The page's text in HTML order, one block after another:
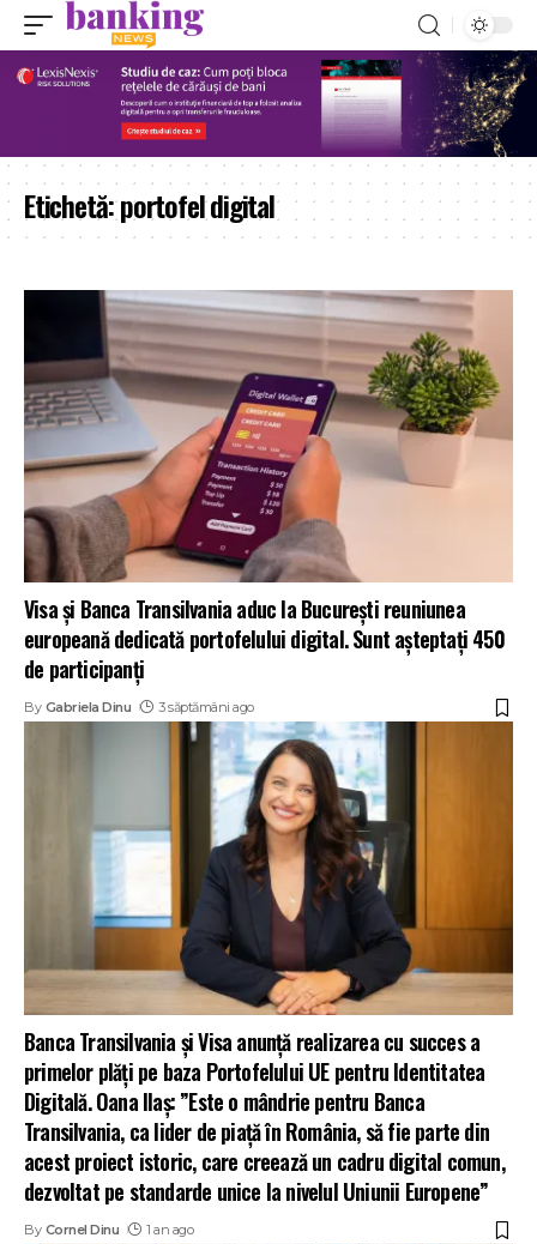
Etichetă:portofel digital
Visa și Banca Transilvania aduc la București reuniunea
europeană dedicată portofelului digital. Sunt așteptați 450
de participanți
By Gabriela Dinu 3 săptămâni ago
Banca Transilvania și Visa anunță realizarea cu succes a
primelor plăți pe baza Portofelului UE pentru Identitatea
Digitală. Oana Ilaș: ”Este o mândrie pentru Banca
Transilvania, ca lider de piață în România, să fie parte din
acest proiect istoric, care creează un cadru digital comun,
dezvoltat pe standarde unice la nivelul Uniunii Europene”
By Cornel Dinu 1 an ago